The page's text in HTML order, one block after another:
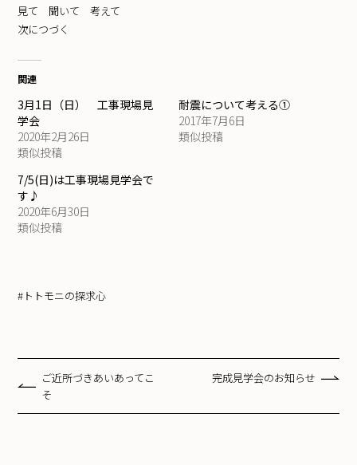
見て 聞いて 考えて
次につづく
関連
3月1日（日） 工事現場見
学会
2020年2月26日
類似投稿
耐震について考える①
2017年7月6日
類似投稿
7/5(日)は工事現場見学会で
す♪
2020年6月30日
類似投稿
#トトモニの探求心
ご近所づきあいあってこ
そ
完成見学会のお知らせ